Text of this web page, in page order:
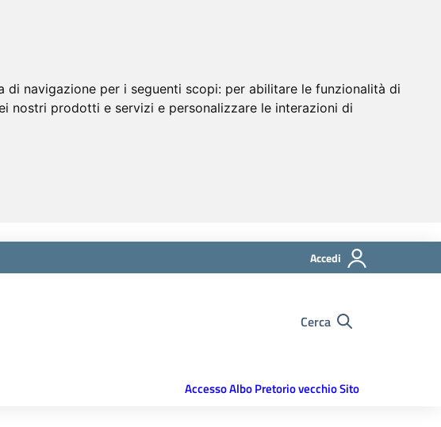
navigazione per i seguenti scopi: per abilitare le funzionalità di
nostri prodotti e servizi e personalizzare le interazioni di
Accedi
Cerca
Accesso Albo Pretorio vecchio Sito